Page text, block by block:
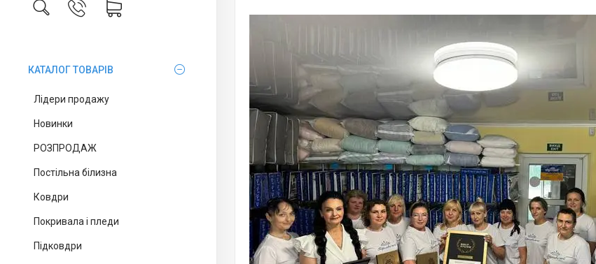
КАТАЛОГ ТОВАРІВ
Лідери продажу
Новинки
РОЗПРОДАЖ
Постільна білизна
Ковдри
Покривала і пледи
Підковдри